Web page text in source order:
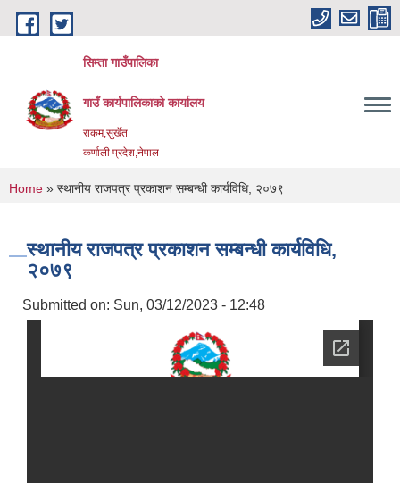
Skip to main content
सिम्ता गाउँपालिका
गाउँ कार्यपालिकाको कार्यालय
राकम,सुर्खेत
कर्णाली प्रदेश,नेपाल
You are here
Home » स्थानीय राजपत्र प्रकाशन सम्बन्धी कार्यविधि, २०७९
स्थानीय राजपत्र प्रकाशन सम्बन्धी कार्यविधि,
२०७९
Submitted on: Sun, 03/12/2023 - 12:48